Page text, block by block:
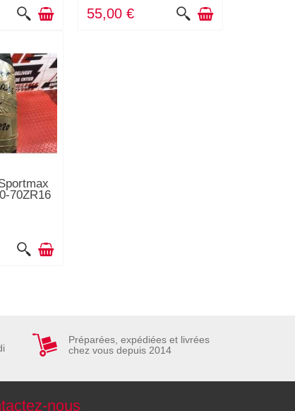
55,00 €
70ZR16
Préparées, expédiées et livrées
chez vous depuis 2014
nous